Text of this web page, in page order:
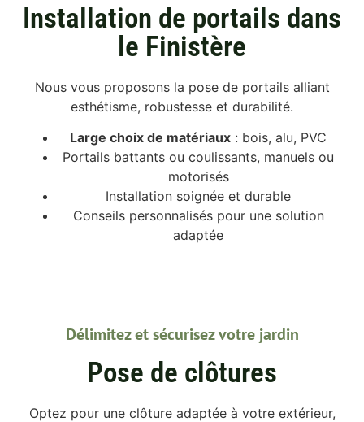
Installation de portails dans
le Finistère
Nous vous proposons la pose de portails alliant
esthétisme, robustesse et durabilité.
Large choix de matériaux : bois, alu, PVC
Portails battants ou coulissants, manuels ou
motorisés
Installation soignée et durable
Conseils personnalisés pour une solution
adaptée
Délimitez et sécurisez votre jardin
Pose de clôtures
Optez pour une clôture adaptée à votre extérieur,